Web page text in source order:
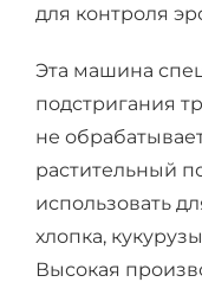
для контроля
Эта машина
подстригания
не
растительный
использовать
хлопка,
Высокая